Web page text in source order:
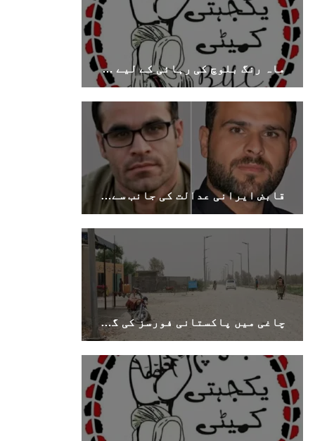
ماہ رنگ بلوچ کی رہائی کے لیے اقوامِ متحدہ میں دائر درخواست کا بی وائی سی کا خیرمقدم
قابض ایرانی عدالت کی جانب سے بلوچی زبان کے دو کارکنوں کو طویل قید کی سزائیں
چاغی میں پاکستانی فورسز کی گاڑیوں پر مسلح حملہ، خاران مرکزی شاہراہ پر ناکہ بندی